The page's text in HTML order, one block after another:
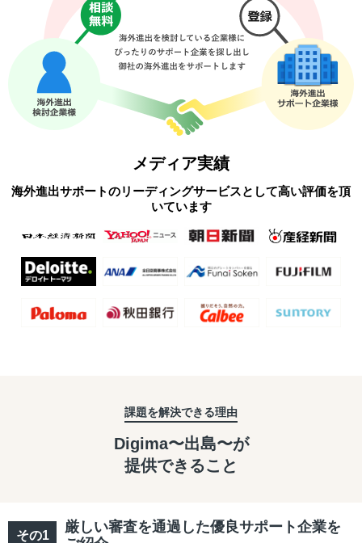
メディア実績
海外進出サポートのリーディングサービスとして高い評価を頂
いています
課題を解決できる理由
Digima〜出島〜が
提供できること
厳しい審査を通過した優良サポート企業を